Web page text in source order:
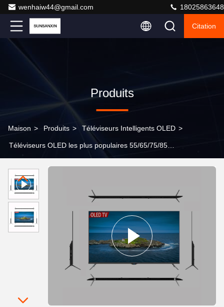
wenhaiw44@gmail.com 18025863648
Citation
Produits
Maison > Produits > Téléviseurs Intelligents OLED >
Téléviseurs OLED les plus populaires 55/65/75/85
Chine